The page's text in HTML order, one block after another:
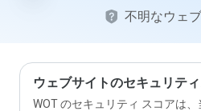
不明なウェ
ウェブサイトのセキュリテ
WOT のセキュリティ スコアは
ます
か？